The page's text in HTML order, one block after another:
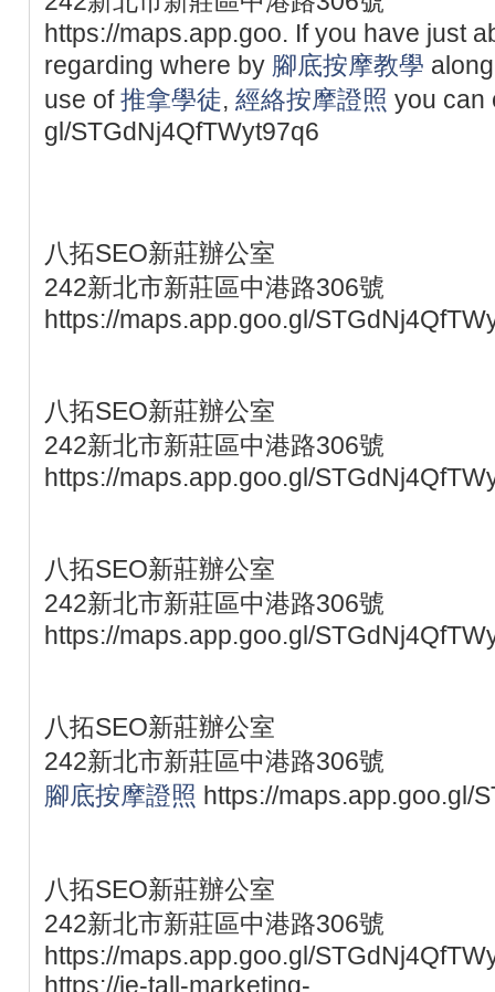
https://maps.app.goo. If you have just
regarding where by 腳底按摩教學
use of推拿學徒, 經絡按摩證照 you can
gl/STGdNj4QfTWyt97q6
八拓SEO新莊辦公室
242新北市新莊區中港路306號
https://maps.app.goo.gl/
八拓SEO新莊辦公室
242新北市新莊區中港路306號
https://maps.app.goo.gl/
八拓SEO新莊辦公室
242新北市新莊區中港路306號
https://maps.app.goo.gl/
八拓SEO新莊辦公室
242新北市新莊區中港路306號
腳底按摩證照 https://maps.app.goo.gl/
八拓SEO新莊辦公室
242新北市新莊區中港路306號
https://maps.app.goo.gl/
https://je-tall-marketing-